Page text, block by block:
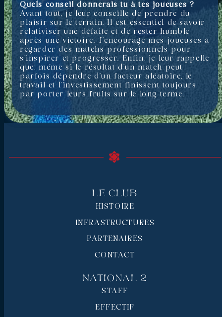
Quels conseil donnerais tu à tes joueuses ?
Avant tout, je leur conseille de prendre du
plaisir sur le terrain. Il est essentiel de savoir
relativiser une défaite et de rester humble
après une victoire. J’encourage mes joueuses à
regarder des matchs professionnels pour
s’inspirer et progresser. Enfin, je leur rappelle
que, même si le résultat d’un match peut
parfois dépendre d’un facteur aléatoire, le
travail et l’investissement finissent toujours
par porter leurs fruits sur le long terme.
Le Club
HISTOIRE
INFRASTRUCTURES
PARTENAIRES
CONTACT
National 2
STAFF
EFFECTIF